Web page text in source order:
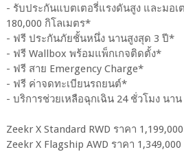
- รับประกันแบตเตอรี่แรงดันสูง และมอ
180,000 กิโลเมตร*
- ฟรี ประกันภัยชั้นหนึ่ง นานสูงสุด 3 ปี*
- ฟรี Wallbox พร้อมแพ็กเกจติดตั้ง*
- ฟรี สาย Emergency Charge*
- ฟรี ค่าจดทะเบียนรถยนต์*
- บริการช่วยเหลือฉุกเฉิน 24 ชั่วโมง นา
Zeekr X Standard RWD ราคา
Zeekr X Flagship AWD ราคา